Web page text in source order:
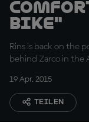
bike"
Rins is back on the
behind Zarco in the
19 Apr. 2015
TEILEN